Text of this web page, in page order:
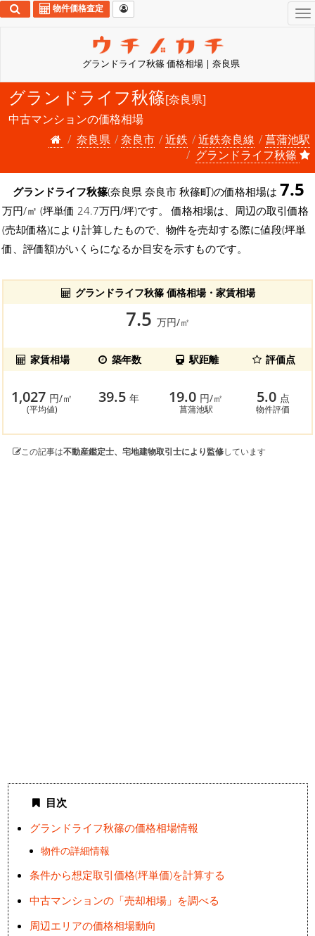
グランドライフ秋篠 価格相場 | 奈良県
物件価格査定
グランドライフ秋篠[奈良県]
中古マンションの価格相場
奈良県
奈良市 近鉄 近鉄奈良線
菖蒲池駅
グランドライフ秋篠
グランドライフ秋篠(奈良県 奈良市 秋篠町)の価格相場は 7.5
万円/㎡ (坪単価 24.7万円/坪)です。 価格相場は、周辺の取引価格
(売却価格)により計算したもので、物件を売却する際に値段(坪単
価、評価額)がいくらになるか目安を示すものです。
グランドライフ秋篠 価格相場・家賃相場
7.5 万円/㎡
家賃相場 築年数 駅距離 評価点
1,027 円/㎡
(平均値)
39.5年 19.0 円/㎡
菖蒲池駅
5.0 点
物件評価
この記事は不動産鑑定士、宅地建物取引士により監修しています
目次
グランドライフ秋篠の価格相場情報
物件の詳細情報
条件から想定取引価格(坪単価)を計算する
中古マンションの「売却相場」を調べる
周辺エリアの価格相場動向